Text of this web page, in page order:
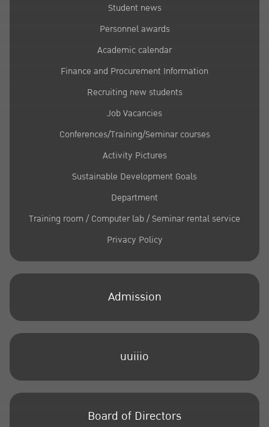
Student news
Personnel awards
Academic calendar
Finance and Procurement Information
Recruiting new students
Job Vacancies
Conferences/Training/Seminar courses
Activity Pictures
Sustainable Development Goals
Department
Training room / Computer lab / Seminar rental service
Privacy Policy
Admission
uuiiio
Board of Directors